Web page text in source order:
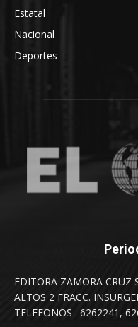
Estatal
Nacional
Deportes
EDITORA ZAMORA CRUZ
ALTOS 2 FRACC.
TELEFONOS . 6262241,